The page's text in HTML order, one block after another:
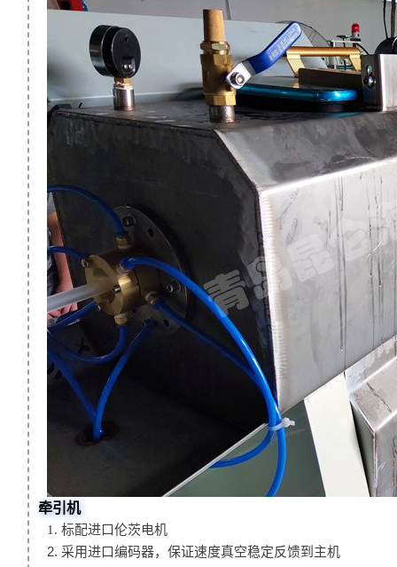
牵引机
1. 标配进口伦茨电机
2. 采用进口编码器，保证速度真空稳定反馈到主机